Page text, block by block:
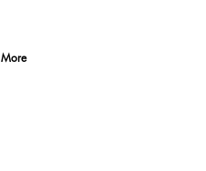
More